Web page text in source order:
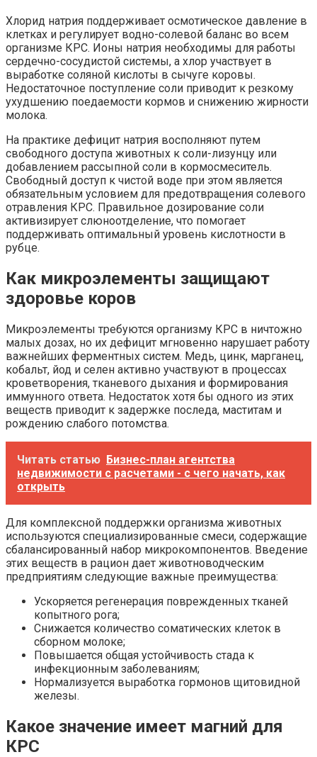
Хлорид натрия поддерживает осмотическое давление в
клетках и регулирует водно-солевой баланс во всем
организме КРС. Ионы натрия необходимы для работы
сердечно-сосудистой системы, а хлор участвует в
выработке соляной кислоты в сычуге коровы.
Недостаточное поступление соли приводит к резкому
ухудшению поедаемости кормов и снижению жирности
молока.
На практике дефицит натрия восполняют путем
свободного доступа животных к соли-лизунцу или
добавлением рассыпной соли в кормосмеситель.
Свободный доступ к чистой воде при этом является
обязательным условием для предотвращения солевого
отравления КРС. Правильное дозирование соли
активизирует слюноотделение, что помогает
поддерживать оптимальный уровень кислотности в
рубце.
Как микроэлементы защищают
здоровье коров
Микроэлементы требуются организму КРС в ничтожно
малых дозах, но их дефицит мгновенно нарушает работу
важнейших ферментных систем. Медь, цинк, марганец,
кобальт, йод и селен активно участвуют в процессах
кроветворения, тканевого дыхания и формирования
иммунного ответа. Недостаток хотя бы одного из этих
веществ приводит к задержке последа, маститам и
рождению слабого потомства.
Читать статью Бизнес-план агентства
недвижимости с расчетами - с чего начать, как
открыть
Для комплексной поддержки организма животных
используются специализированные смеси, содержащие
сбалансированный набор микрокомпонентов. Введение
этих веществ в рацион дает животноводческим
предприятиям следующие важные преимущества:
Ускоряется регенерация поврежденных тканей
копытного рога;
Снижается количество соматических клеток в
сборном молоке;
Повышается общая устойчивость стада к
инфекционным заболеваниям;
Нормализуется выработка гормонов щитовидной
железы.
Какое значение имеет магний для
КРС